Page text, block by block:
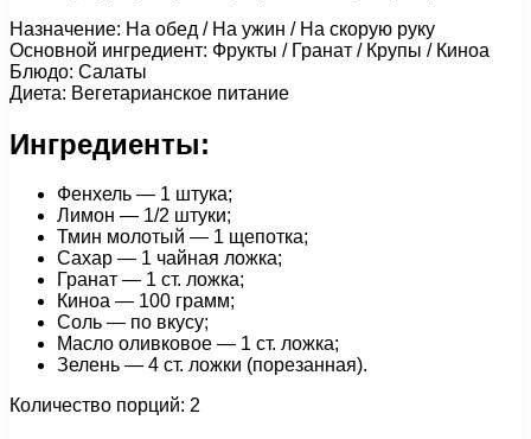
Назначение: На обед / На ужин / На скорую руку
Основной ингредиент: Фрукты / Гранат / Крупы / Киноа
Блюдо: Салаты
Диета: Вегетарианское питание
Ингредиенты:
Фенхель — 1 штука;
Лимон — 1/2 штуки;
Тмин молотый — 1 щепотка;
Сахар — 1 чайная ложка;
Гранат — 1 ст. ложка;
Киноа — 100 грамм;
Соль — по вкусу;
Масло оливковое — 1 ст. ложка;
Зелень — 4 ст. ложки (порезанная).
Количество порций: 2